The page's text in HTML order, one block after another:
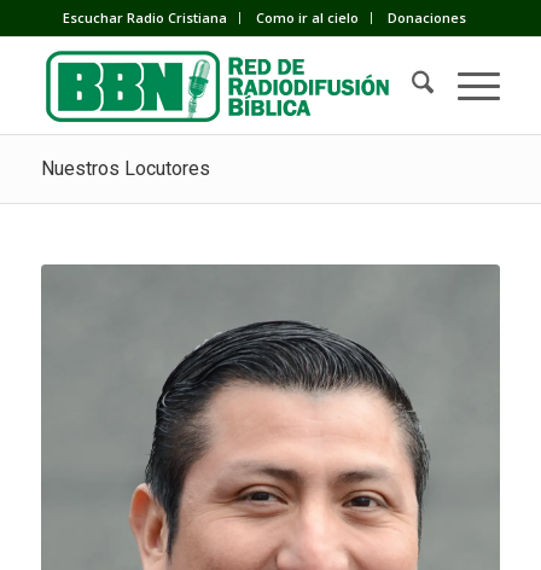
Escuchar Radio Cristiana Como ir al cielo Donaciones
Nuestros Locutores